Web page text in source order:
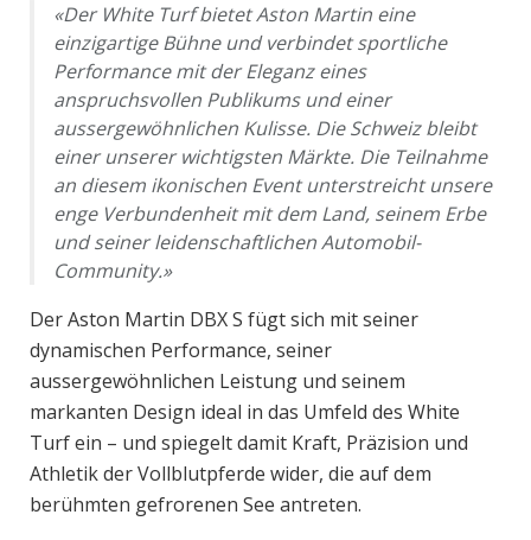
«Der White Turf bietet Aston Martin eine
einzigartige Bühne und verbindet sportliche
Performance mit der Eleganz eines
anspruchsvollen Publikums und einer
aussergewöhnlichen Kulisse. Die Schweiz bleibt
einer unserer wichtigsten Märkte. Die Teilnahme
an diesem ikonischen Event unterstreicht unsere
enge Verbundenheit mit dem Land, seinem Erbe
und seiner leidenschaftlichen Automobil-
Community.»
Der Aston Martin DBX S fügt sich mit seiner
dynamischen Performance, seiner
aussergewöhnlichen Leistung und seinem
markanten Design ideal in das Umfeld des White
Turf ein – und spiegelt damit Kraft, Präzision und
Athletik der Vollblutpferde wider, die auf dem
berühmten gefrorenen See antreten.